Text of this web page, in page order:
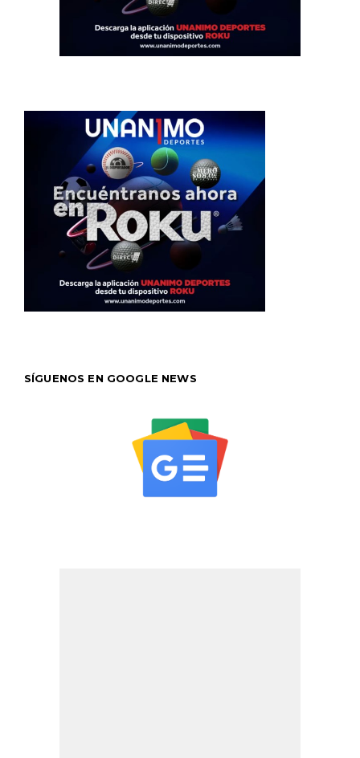
SÍGUENOS EN GOOGLE NEWS